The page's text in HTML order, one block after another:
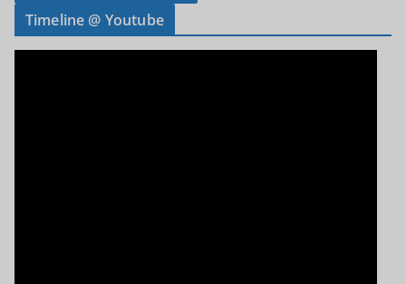
Timeline @ Youtube